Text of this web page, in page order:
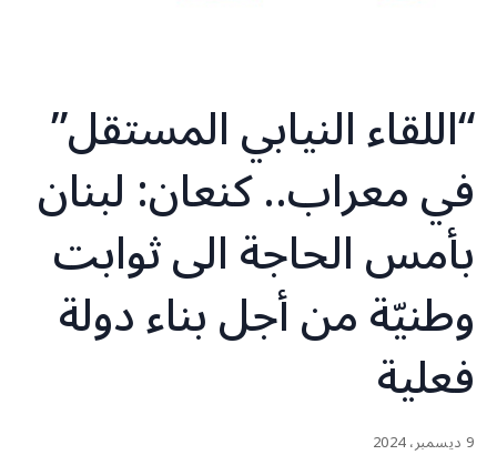
“اللقاء النيابي المستقل”
في معراب.. كنعان: لبنان
بأمس الحاجة الى ثوابت
وطنيّة من أجل بناء دولة
فعلية
9 ديسمبر، 2024